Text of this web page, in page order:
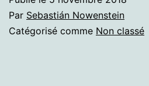
Par Sebastián Nowenstein
Catégorisé comme Non classé